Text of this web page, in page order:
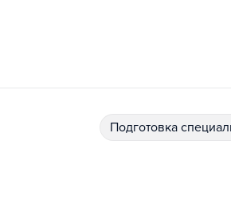
подготовка